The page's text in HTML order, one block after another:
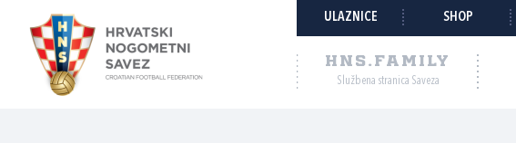
ULAZNICE SHOP
HNS.FAMILY
Službena stranica Saveza